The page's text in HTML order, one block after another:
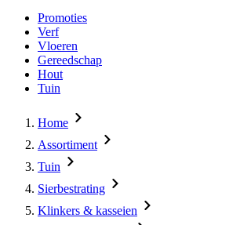
Promoties
Verf
Vloeren
Gereedschap
Hout
Tuin
Home
Assortiment
Tuin
Sierbestrating
Klinkers & kasseien